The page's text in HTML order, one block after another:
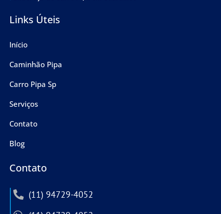
Links Úteis
Início
Caminhão Pipa
Carro Pipa Sp
Serviços
Contato
Blog
Contato
(11) 94729-4052